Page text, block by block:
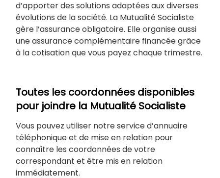
d’apporter des solutions adaptées aux diverses
évolutions de la société. La Mutualité Socialiste
gère l’assurance obligatoire. Elle organise aussi
une assurance complémentaire financée grâce
à la cotisation que vous payez chaque trimestre.
Toutes les coordonnées disponibles
pour joindre la Mutualité Socialiste
Vous pouvez utiliser notre service d’annuaire
téléphonique et de mise en relation pour
connaître les coordonnées de votre
correspondant et être mis en relation
immédiatement.